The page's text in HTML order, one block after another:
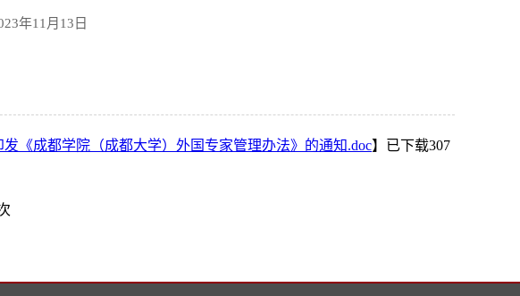
年11 月 13 日
《成都学院（成都大学）外国专家管理办法》的通知.doc】已下载307